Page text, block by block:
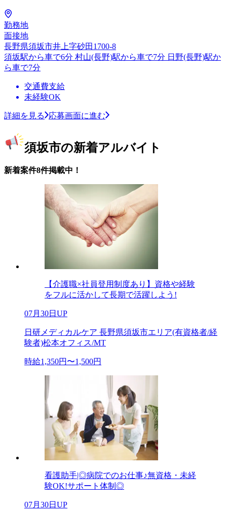
勤務地
面接地
長野県須坂市井上字砂田1700-8
須坂駅から車で6分 村山(長野)駅から車で7分 日野(長野)駅か
ら車で7分
交通費支給
未経験OK
詳細を見る 応募画面に進む
須坂市の新着アルバイト
新着案件8件掲載中！
【介護職×社員登用制度あり】資格や経験
をフルに活かして長期で活躍しよう!
07月30日UP
日研メディカルケア 長野県須坂市エリア(有資格者/経
験者)松本オフィス/MT
時給1,350円〜1,500円
看護助手|◎病院でのお仕事♪無資格・未経
験OK!サポート体制◎
07月30日UP